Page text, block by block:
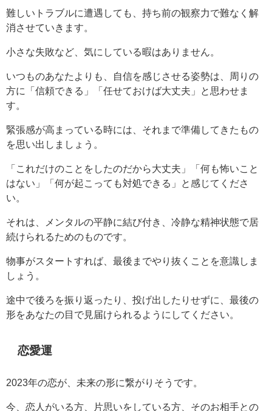
難しいトラブルに遭遇しても、持ち前の観察力で難なく解
消させていきます。
小さな失敗など、気にしている暇はありません。
いつものあなたよりも、自信を感じさせる姿勢は、周りの
方に「信頼できる」「任せておけば大丈夫」と思わせま
す。
緊張感が高まっている時には、それまで準備してきたもの
を思い出しましょう。
「これだけのことをしたのだから大丈夫」「何も怖いこと
はない」「何が起こっても対処できる」と感じてくださ
い。
それは、メンタルの平静に結び付き、冷静な精神状態で居
続けられるためのものです。
物事がスタートすれば、最後までやり抜くことを意識しま
しょう。
途中で後ろを振り返ったり、投げ出したりせずに、最後の
形をあなたの目で見届けられるようにしてください。
恋愛運
2023年の恋が、未来の形に繋がりそうです。
今、恋人がいる方、片思いをしている方、そのお相手との